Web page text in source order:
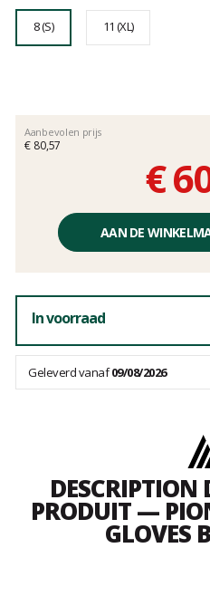
8 (S) 11 (XL)
Aanbevolen prijs
€ 80,57
€
Éénheidsprijs,
AAN DE
In voorraad
Geleverd vanaf09/08/2026
DESCRIPTION
PRODUIT —
GLOVES